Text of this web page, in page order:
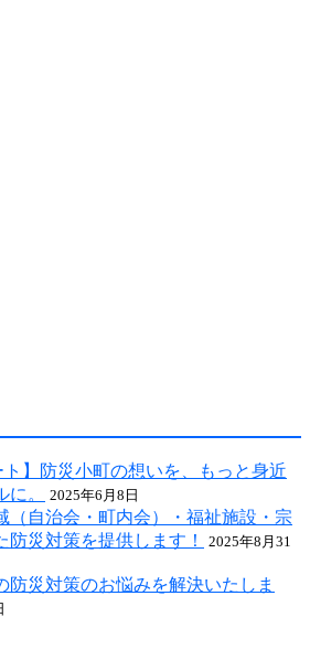
ト】防災小町の想いを、もっと身近
。
2025年6月8日
（自治会・町内会）・福祉施設・宗
防災対策を提供します！
2025年8月31
防災対策のお悩みを解決いたしま